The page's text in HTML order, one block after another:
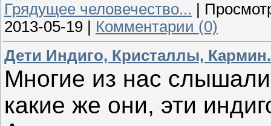
Грядущее человечество...
2013-05-19
Комментарии (0)
Дети Индиго, Кристаллы,
Многие из нас
какие же они, эти